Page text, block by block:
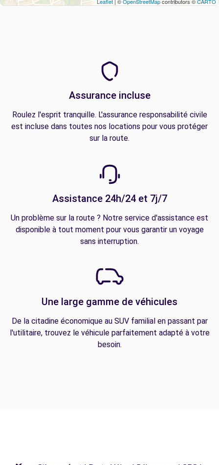
Assurance incluse
Roulez l'esprit tranquille. L'assurance responsabilité civile
est incluse dans toutes nos locations pour vous protéger
sur la route.
Assistance 24h/24 et 7j/7
Un problème sur la route ? Notre service d'assistance est
disponible à tout moment pour vous garantir un voyage
sans interruption.
Une large gamme de véhicules
De la citadine économique au SUV familial en passant par
l'utilitaire, trouvez le véhicule parfaitement adapté à votre
besoin.